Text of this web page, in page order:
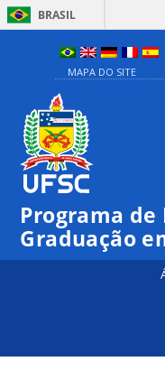
BRASIL
MAPA DO SITE
Programa de
Graduação